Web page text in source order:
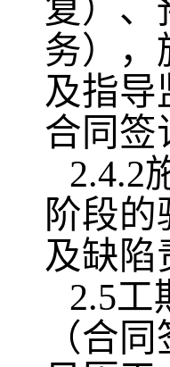
复）、
务），
及指导
合同签
2.4.2
阶段
及缺陷
2.5工
（合